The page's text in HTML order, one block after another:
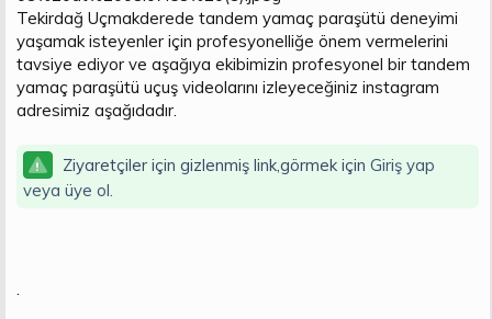
n
Tekirdağ Uçmakderede tandem yamaç paraşütü deneyimi
yaşamak isteyenler için profesyonelliğe önem vermelerini
tavsiye ediyor ve aşağıya ekibimizin profesyonel bir tandem
yamaç paraşütü uçuş videolarını izleyeceğiniz instagram
adresimiz aşağıdadır.
Ziyaretçiler için gizlenmiş link,görmek için Giriş yap
veya üye ol.